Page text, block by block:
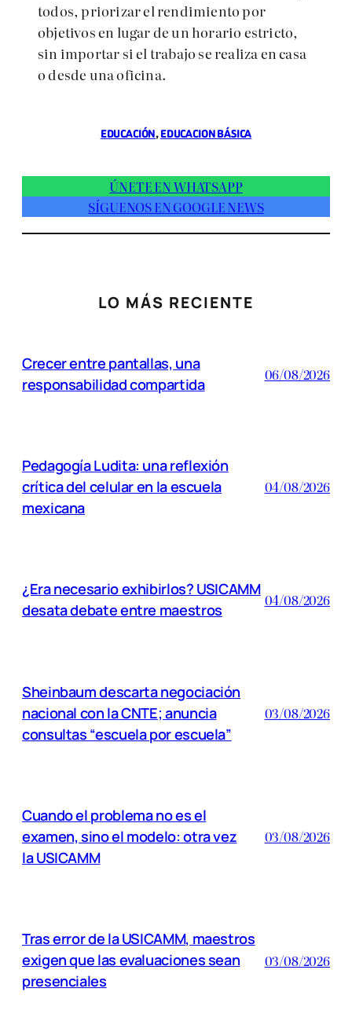
todos, priorizar el rendimiento por
objetivos en lugar de un horario estricto,
sin importar si el trabajo se realiza en casa
o desde una oficina.
EDUCACIÓN, EDUCACION BÁSICA
ÚNETE EN WHATSAPP
SÍGUENOS EN GOOGLE NEWS
LO MÁS RECIENTE
Crecer entre pantallas, una
responsabilidad compartida
06/08/2026
Pedagogía Ludita: una reflexión
crítica del celular en la escuela
mexicana
04/08/2026
¿Era necesario exhibirlos? USICAMM
desata debate entre maestros
04/08/2026
Sheinbaum descarta negociación
nacional con la CNTE; anuncia
consultas “escuela por escuela”
03/08/2026
Cuando el problema no es el
examen, sino el modelo: otra vez
la USICAMM
03/08/2026
Tras error de la USICAMM, maestros
exigen que las evaluaciones sean
presenciales
03/08/2026